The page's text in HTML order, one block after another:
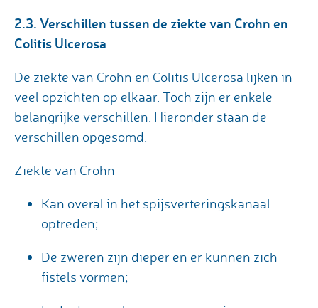
2.3. Verschillen tussen de ziekte van Crohn en
Colitis Ulcerosa
De ziekte van Crohn en Colitis Ulcerosa lijken in
veel opzichten op elkaar. Toch zijn er enkele
belangrijke verschillen. Hieronder staan de
verschillen opgesomd.
Ziekte van Crohn
Kan overal in het spijsverteringskanaal
optreden;
De zweren zijn dieper en er kunnen zich
fistels vormen;